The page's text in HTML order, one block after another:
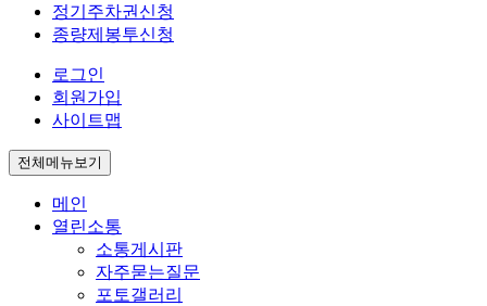
정기주차권신청
종량제봉투신청
로그인
회원가입
사이트맵
전체메뉴보기
메인
열린소통
소통게시판
자주묻는질문
포토갤러리